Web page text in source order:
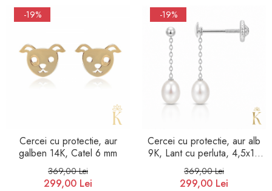
-19%
Cercei cu protectie, aur
galben 14K, Catel 6 mm
369,00 Lei
299,00 Lei
-19%
Cercei cu protectie, aur alb
9K, Lant cu perluta, 4,5x18
mm
369,00 Lei
299,00 Lei